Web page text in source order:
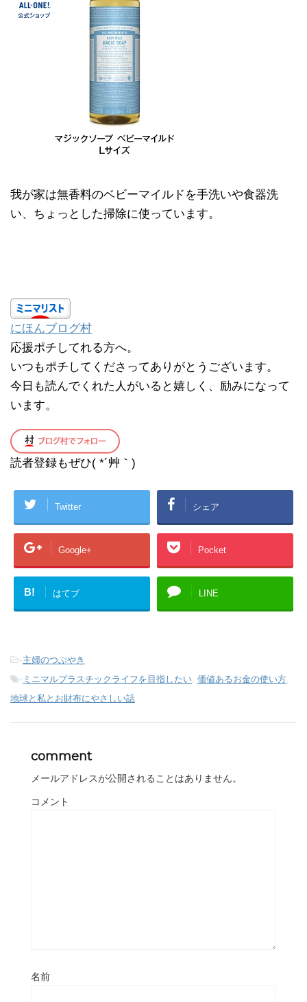
我が家は無香料のベビーマイルドを手洗いや食器洗
い、ちょっとした掃除に使っています。
にほんブログ村
応援ポチしてれる方へ。
いつもポチしてくださってありがとうございます。
今日も読んでくれた人がいると嬉しく、励みになって
います。
読者登録もぜひ( *´艸｀)
Twitter シェア
Google+ Pocket
B! はてブ LINE
-主婦のつぶやき
- ミニマルプラスチックライフを目指したい, 価値あるお金の使い方,
地球と私とお財布にやさしい話
comment
メールアドレスが公開されることはありません。
コメント
名前